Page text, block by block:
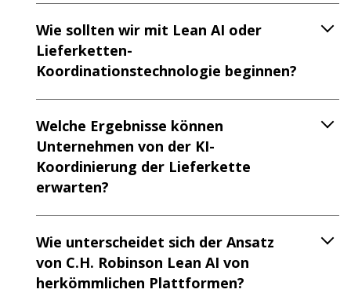
Wie sollten wir mit Lean AI oder
Lieferketten-
Koordinationstechnologie beginnen?
Welche Ergebnisse können
Unternehmen von der KI-
Koordinierung der Lieferkette
erwarten?
Wie unterscheidet sich der Ansatz
von C.H. Robinson Lean AI von
herkömmlichen Plattformen?